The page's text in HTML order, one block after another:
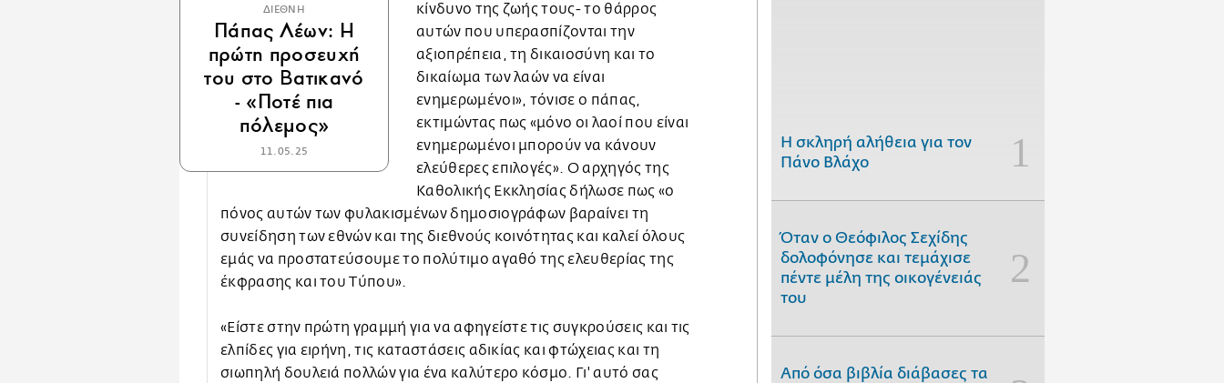
ΔΙΕΘΝΗ
Πάπας Λέων: Η
πρώτη προσευχή
του στο Βατικανό
- «Ποτέ πια
πόλεμος»
11.05.25
κίνδυνο της ζωής τους- το θάρρος
αυτών που υπερασπίζονται την
αξιοπρέπεια, τη δικαιοσύνη και το
δικαίωμα των λαών να είναι
ενημερωμένοι», τόνισε ο πάπας,
εκτιμώντας πως «μόνο οι λαοί που είναι
ενημερωμένοι μπορούν να κάνουν
ελεύθερες επιλογές». Ο αρχηγός της
Καθολικής Εκκλησίας δήλωσε πως «ο
πόνος αυτών των φυλακισμένων δημοσιογράφων βαραίνει τη
συνείδηση των εθνών και της διεθνούς κοινότητας και καλεί όλους
εμάς να προστατεύσουμε το πολύτιμο αγαθό της ελευθερίας της
έκφρασης και του Τύπου».
«Είστε στην πρώτη γραμμή για να αφηγείστε τις συγκρούσεις και τις
ελπίδες για ειρήνη, τις καταστάσεις αδικίας και φτώχειας και τη
σιωπηλή δουλειά πολλών για ένα καλύτερο κόσμο. Γι' αυτό σας
H σκληρή αλήθεια για τον
Πάνο Βλάχο
Όταν ο Θεόφιλος Σεχίδης
δολοφόνησε και τεμάχισε
πέντε μέλη της οικογένειάς
του
Από όσα βιβλία διάβασες τα